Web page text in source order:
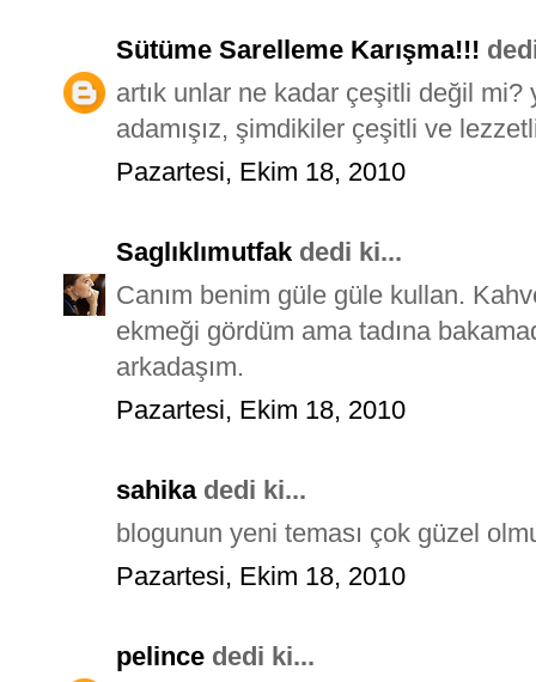
Sütüme Sarelleme Karışma!!!
artık unlar ne kadar çeşitli değil mi?
adamışız, şimdikiler çeşitli ve
Pazartesi, Ekim 18, 2010
Saglıklımutfak dedi ki...
Canım benim güle güle kullan.
ekmeği gördüm ama tadına
arkadaşım.
Pazartesi, Ekim 18, 2010
sahikadedi ki...
blogunun yeni teması çok güzel
Pazartesi, Ekim 18, 2010
pelince dedi ki...